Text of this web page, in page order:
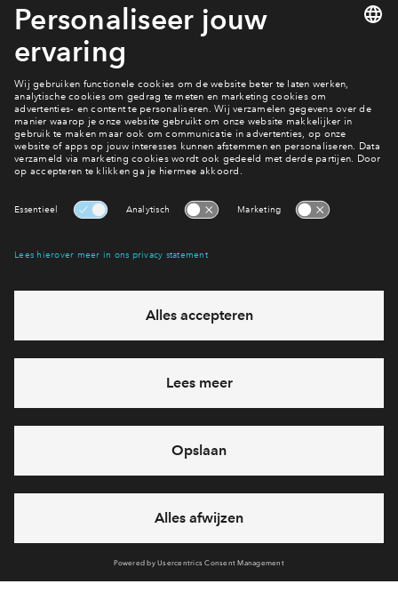
#201
Vrij
Victoria Two 3-kamer
appartement #201
Victoria Two
#202
Victoria Two 3-
appartement
Interesse? Meld je dan snel aan
Heb je een vraag en wil je direct antwoord? Bel ons op
6 dagen per week beschikbaar (behalve tijdens